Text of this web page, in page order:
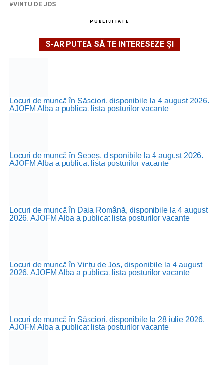
VINTU DE JOS
PUBLICITATE
S-AR PUTEA SĂ TE INTERESEZE ȘI
Locuri de muncă în Săsciori, disponibile la 4 august 2026.
AJOFM Alba a publicat lista posturilor vacante
Locuri de muncă în Sebeș, disponibile la 4 august 2026.
AJOFM Alba a publicat lista posturilor vacante
Locuri de muncă în Daia Română, disponibile la 4 august
2026. AJOFM Alba a publicat lista posturilor vacante
Locuri de muncă în Vințu de Jos, disponibile la 4 august
2026. AJOFM Alba a publicat lista posturilor vacante
Locuri de muncă în Săsciori, disponibile la 28 iulie 2026.
AJOFM Alba a publicat lista posturilor vacante